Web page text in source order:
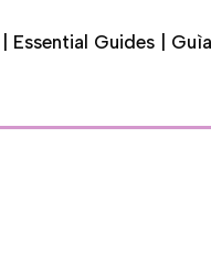
Essential Guides |